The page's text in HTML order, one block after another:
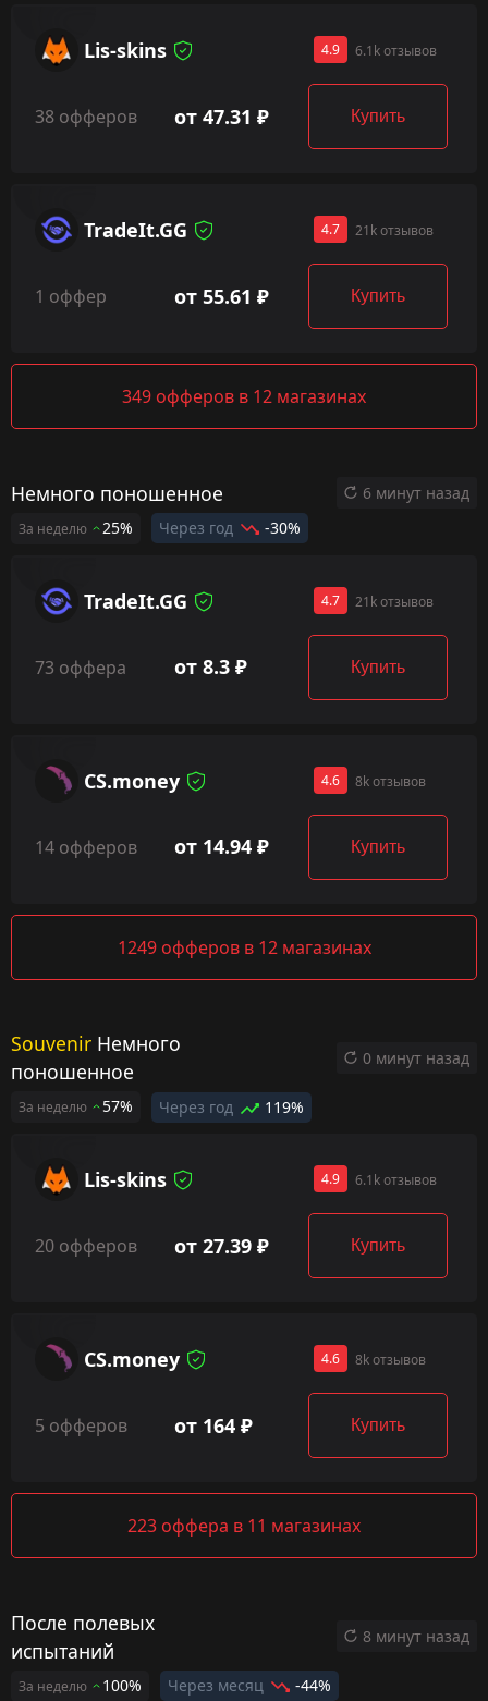
Lis-skins 4.9 6.1k отзывов
38 офферов от 47.31 ₽ Купить
TradeIt.GG 4.7 21k отзывов
1 оффер от 55.61 ₽ Купить
349 офферов в 12 магазинах
Немного поношенное
За неделю 25% Через год -30%
6 минут назад
TradeIt.GG 4.7 21k отзывов
73 оффера от 8.3 ₽ Купить
CS.money 4.6 8k отзывов
14 офферов от 14.94 ₽ Купить
1249 офферов в 12 магазинах
Souvenir Немного
поношенное
За неделю 57% Через год 119%
0 минут назад
Lis-skins 4.9 6.1k отзывов
20 офферов от 27.39 ₽ Купить
CS.money 4.6 8k отзывов
5 офферов от 164 ₽ Купить
223 оффера в 11 магазинах
После полевых
испытаний
За неделю 100% Через месяц -44%
8 минут назад